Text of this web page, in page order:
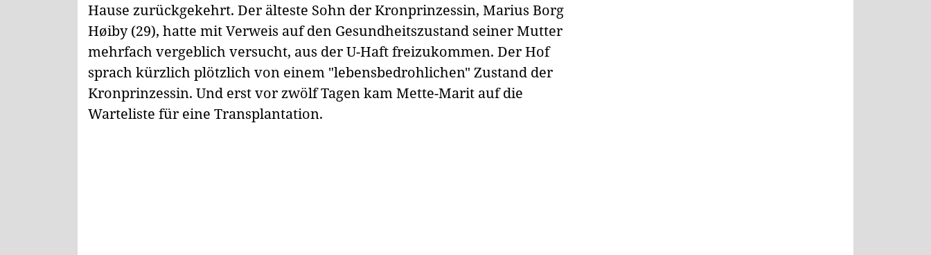
Hause zurückgekehrt. Der älteste Sohn der Kronprinzessin, Marius Borg
Høiby (29), hatte mit Verweis auf den Gesundheitszustand seiner Mutter
mehrfach vergeblich versucht, aus der U-Haft freizukommen. Der Hof
sprach kürzlich plötzlich von einem "lebensbedrohlichen" Zustand der
Kronprinzessin. Und erst vor zwölf Tagen kam Mette-Marit auf die
Warteliste für eine Transplantation.